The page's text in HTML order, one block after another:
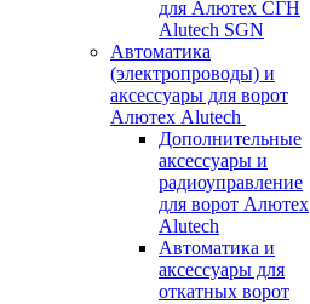
для Алютех СГН
Alutech SGN
Автоматика
(электропроводы) и
аксессуары для ворот
Алютех Alutech
Дополнительные
аксессуары и
радиоуправление
для ворот Алютех
Alutech
Автоматика и
аксессуары для
откатных ворот